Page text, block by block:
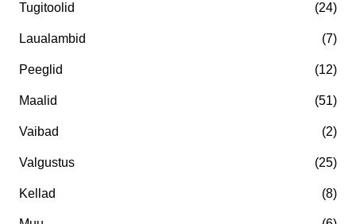
Tugitoolid (24)
Laualambid (7)
Peeglid (12)
Maalid (51)
Vaibad (2)
Valgustus (25)
Kellad (8)